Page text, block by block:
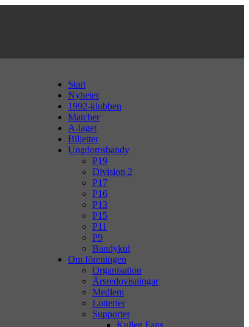
Start
Nyheter
1992-klubben
Matcher
A-laget
Biljetter
Ungdomsbandy
P19
Division 2
P17
P16
P13
P15
P11
P9
Bandykul
Om föreningen
Organisation
Årsredovisningar
Medlem
Lotterier
Supporter
Kullen Fans